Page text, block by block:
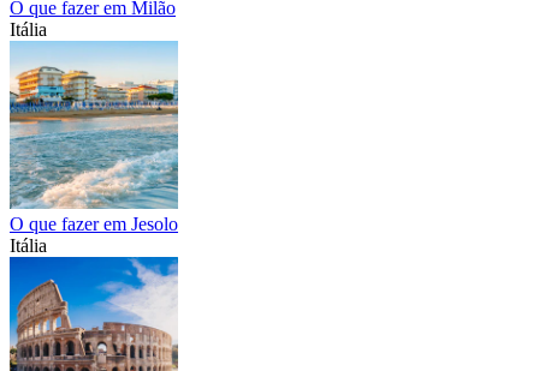
O que fazer em Milão
Itália
O que fazer em Jesolo
Itália